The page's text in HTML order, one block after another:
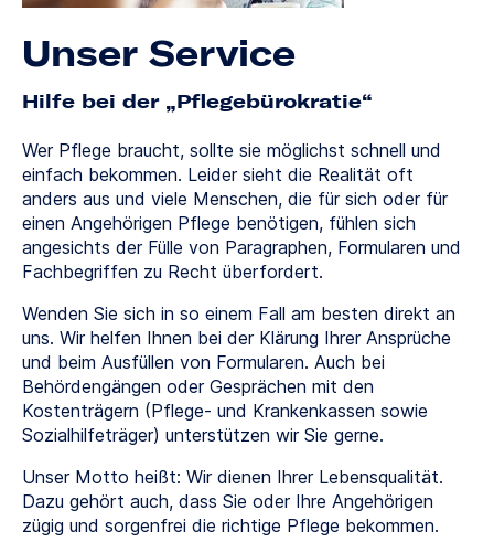
Unser Service
Hilfe bei der „Pflegebürokratie“
Wer Pflege braucht, sollte sie möglichst schnell und
einfach bekommen. Leider sieht die Realität oft
anders aus und viele Menschen, die für sich oder für
einen Angehörigen Pflege benötigen, fühlen sich
angesichts der Fülle von Paragraphen, Formularen und
Fachbegriffen zu Recht überfordert.
Wenden Sie sich in so einem Fall am besten direkt an
uns. Wir helfen Ihnen bei der Klärung Ihrer Ansprüche
und beim Ausfüllen von Formularen. Auch bei
Behördengängen oder Gesprächen mit den
Kostenträgern (Pflege- und Krankenkassen sowie
Sozialhilfeträger) unterstützen wir Sie gerne.
Unser Motto heißt: Wir dienen Ihrer Lebensqualität.
Dazu gehört auch, dass Sie oder Ihre Angehörigen
zügig und sorgenfrei die richtige Pflege bekommen.